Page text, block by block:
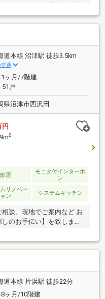
応が可能です。
道本線 沼津駅 徒歩3.5km
通
ヶ月/7階建
51戸
県沼津市西沢田
円
2
屋
モニタ付インターホ
ン
リノベー
ン
システムキッチン
談、現地でご案内など お
のお手伝い】を致します
道本線 片浜駅 徒歩22分
ヶ月/10階建